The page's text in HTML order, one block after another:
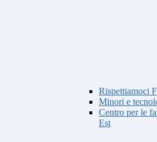
Rispettiamoci
Minori e
Centro per le
Est